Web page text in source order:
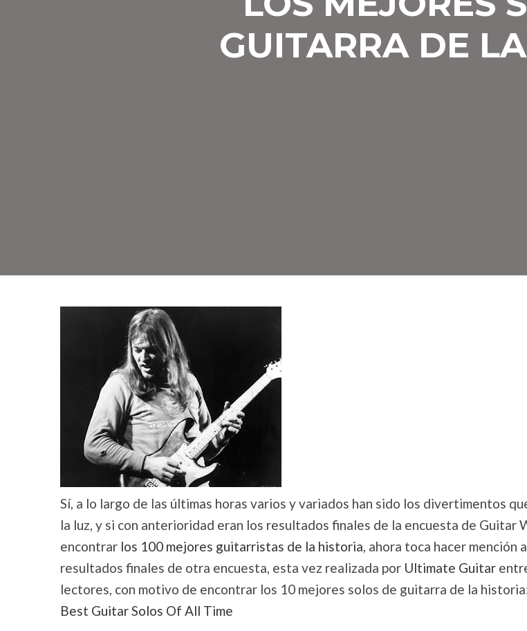
GUITARRA DE
Sí, a lo largo de las últimas horas varios y variados han sido los divertimentos
la luz, y si con anterioridad eran los resultados finales de la encuesta de Guitar
encontrar los 100 mejores guitarristas de la historia, ahora toca hacer mención
resultados finales de otra encuesta, esta vez realizada por Ultimate Guitar
lectores, con motivo de encontrar los 10 mejores solos de guitarra de la
Best Guitar Solos Of All Time